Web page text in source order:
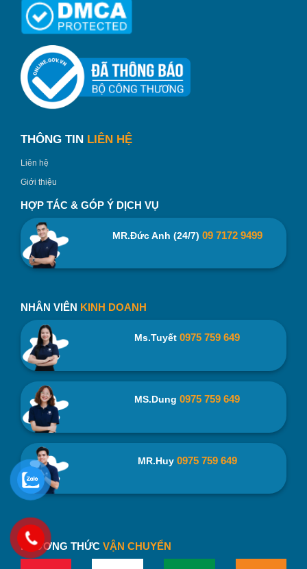
THÔNG TIN LIÊN HỆ
Liên hệ
Giới thiệu
HỢP TÁC & GÓP Ý DỊCH VỤ
MR.Đức Anh (24/7) 09 7172 9499
NHÂN VIÊN KINH DOANH
Ms.Tuyết 0975 759 649
MS.Dung 0975 759 649
MR.Huy 0975 759 649
PHƯƠNG THỨC VẬN CHUYỂN